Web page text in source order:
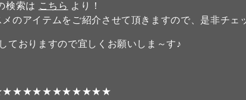
検索は こちら より！
のアイテムをご紹介させて頂きますので、是非チェ
ておりますので宜しくお願いしま～す♪